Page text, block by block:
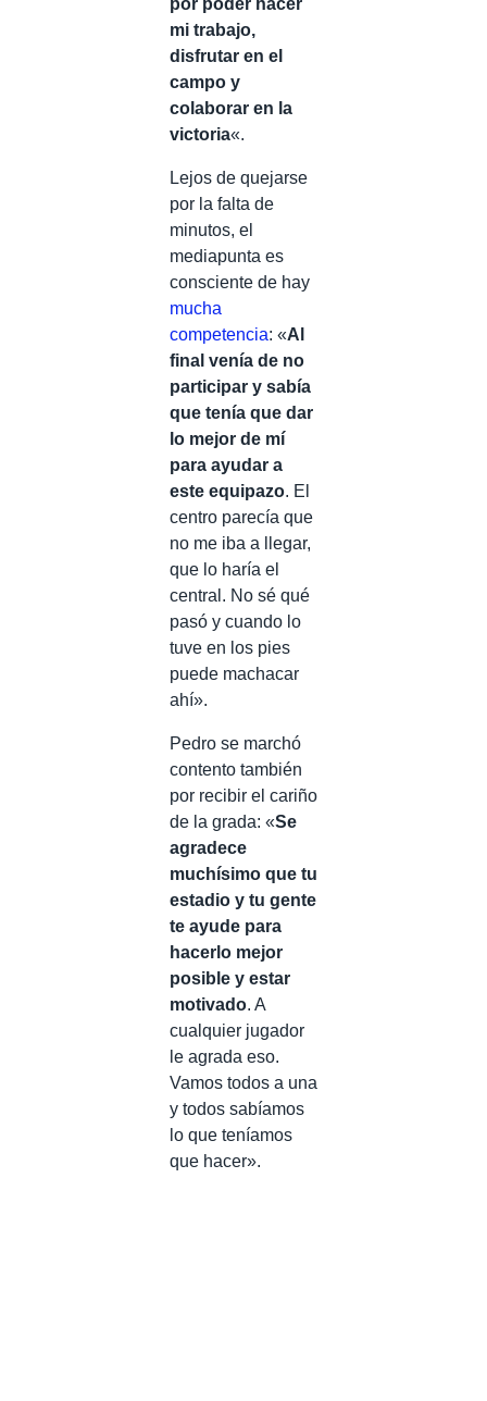
por poder hacer
mi trabajo,
disfrutar en el
campo y
colaborar en la
victoria«.
Lejos de quejarse
por la falta de
minutos, el
mediapunta es
consciente de hay
mucha
competencia: «Al
final venía de no
participar y sabía
que tenía que dar
lo mejor de mí
para ayudar a
este equipazo. El
centro parecía que
no me iba a llegar,
que lo haría el
central. No sé qué
pasó y cuando lo
tuve en los pies
puede machacar
ahí».
Pedro se marchó
contento también
por recibir el cariño
de la grada: «Se
agradece
muchísimo que tu
estadio y tu gente
te ayude para
hacerlo mejor
posible y estar
motivado. A
cualquier jugador
le agrada eso.
Vamos todos a una
y todos sabíamos
lo que teníamos
que hacer».